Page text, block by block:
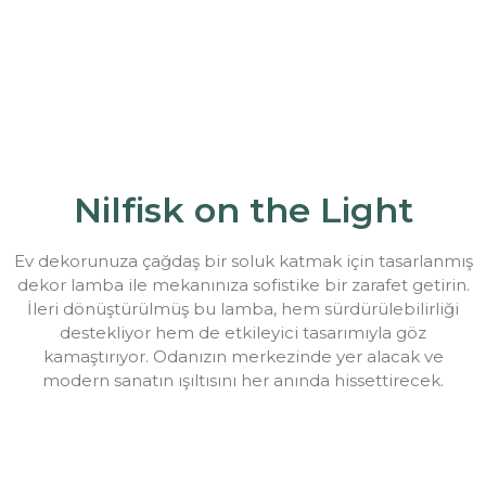
Nilfisk on the Light
Ev dekorunuza çağdaş bir soluk katmak için tasarlanmış
dekor lamba ile mekanınıza sofistike bir zarafet getirin.
İleri dönüştürülmüş bu lamba, hem sürdürülebilirliği
destekliyor hem de etkileyici tasarımıyla göz
kamaştırıyor. Odanızın merkezinde yer alacak ve
modern sanatın ışıltısını her anında hissettirecek.